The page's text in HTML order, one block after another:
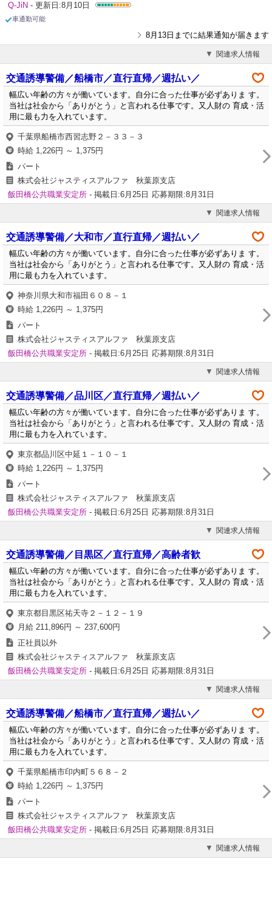
Q-JiN - 更新日:8月10日
車通勤可能
8月13日までに結果通知が届きます
関連求人情報
交通誘導警備／船橋市／直行直帰／週払い／
幅広い年齢の方々が働いています。自分に合った仕事が必ずありま す。
当社は社会から「ありがとう」と言われる仕事です。又人財の 育成・活
用に最も力を入れています。
千葉県船橋市西習志野２－３３－３
時給 1,226円 ～ 1,375円
パート
株式会社ジャスティスアルファ 秋葉原支店
飯田橋公共職業安定所 - 掲載日:6月25日 応募期限:8月31日
関連求人情報
交通誘導警備／大和市／直行直帰／週払い／
幅広い年齢の方々が働いています。自分に合った仕事が必ずありま す。
当社は社会から「ありがとう」と言われる仕事です。又人財の 育成・活
用に最も力を入れています。
神奈川県大和市福田６０８－１
時給 1,226円 ～ 1,375円
パート
株式会社ジャスティスアルファ 秋葉原支店
飯田橋公共職業安定所 - 掲載日:6月25日 応募期限:8月31日
関連求人情報
交通誘導警備／品川区／直行直帰／週払い／
幅広い年齢の方々が働いています。自分に合った仕事が必ずありま す。
当社は社会から「ありがとう」と言われる仕事です。又人財の 育成・活
用に最も力を入れています。
東京都品川区中延１－１０－１
時給 1,226円 ～ 1,375円
パート
株式会社ジャスティスアルファ 秋葉原支店
飯田橋公共職業安定所 - 掲載日:6月25日 応募期限:8月31日
関連求人情報
交通誘導警備／目黒区／直行直帰／高齢者歓
幅広い年齢の方々が働いています。自分に合った仕事が必ずありま す。
当社は社会から「ありがとう」と言われる仕事です。又人財の 育成・活
用に最も力を入れています。
東京都目黒区祐天寺２－１２－１９
月給 211,896円 ～ 237,600円
正社員以外
株式会社ジャスティスアルファ 秋葉原支店
飯田橋公共職業安定所 - 掲載日:6月25日 応募期限:8月31日
関連求人情報
交通誘導警備／船橋市／直行直帰／週払い／
幅広い年齢の方々が働いています。自分に合った仕事が必ずありま す。
当社は社会から「ありがとう」と言われる仕事です。又人財の 育成・活
用に最も力を入れています。
千葉県船橋市印内町５６８－２
時給 1,226円 ～ 1,375円
パート
株式会社ジャスティスアルファ 秋葉原支店
飯田橋公共職業安定所 - 掲載日:6月25日 応募期限:8月31日
関連求人情報